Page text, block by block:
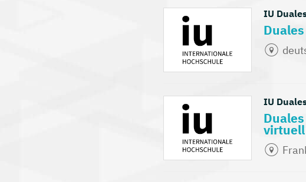
IU
IU
virtuell